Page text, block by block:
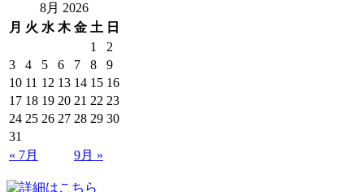
8月 2026
月 火 水 木 金 土 日
1
2
3
4 5 6 7 8
9
10 11 12 13 14 15 16
17 18 19 20 21 22 23
24 25 26 27 28 29 30
31
« 7月
9月 »